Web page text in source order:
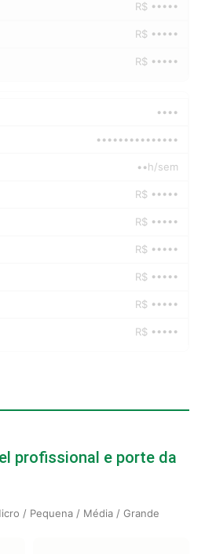
R$ •••••
R$ •••••
R$ •••••
••••
•••••••••••••••
••h/sem
R$ •••••
R$ •••••
R$ •••••
R$ •••••
R$ •••••
R$ •••••
profissional e porte da
/ Pequena / Média / Grande